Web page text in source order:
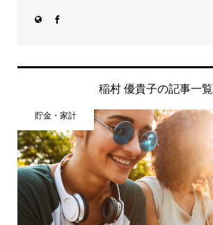
稲村 優貴子の記事一覧
貯金・家計